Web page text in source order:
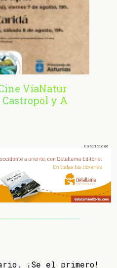
VíaNatur
Castropol y A
¡Se el primero!